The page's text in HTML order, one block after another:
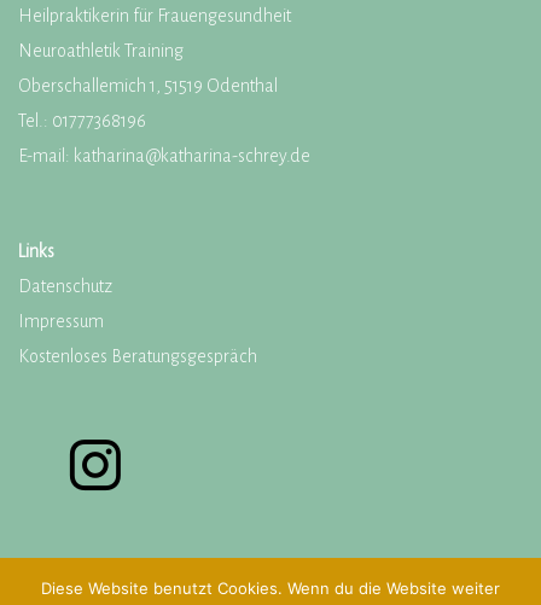
Heilpraktikerin für Frauengesundheit
Neuroathletik Training
Oberschallemich 1, 51519 Odenthal
Tel.: 01777368196
E-mail: katharina@katharina-schrey.de
Links
Datenschutz
Impressum
Kostenloses Beratungsgespräch
Diese Website benutzt Cookies. Wenn du die Website weiter